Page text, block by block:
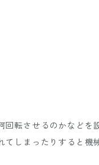
転させるのかなどを
てしまったりすると機